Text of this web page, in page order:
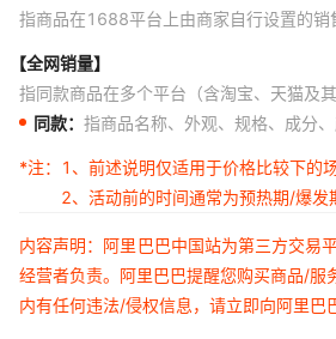
指商品在1688平台上由商家自行设置的销
【全网销量】
指同款商品在多个平台（含淘宝、天猫及
同款： 指商品名称、外观、规格、成分
*注：
1、前述说明仅适用于价格比较下的场
2、活动前的时间通常为预热期/爆发
内容声明：阿里巴巴中国站为第三方交易
经营者负责。阿里巴巴提醒您购买商品/
内有任何违法/侵权信息，请立即向阿里巴